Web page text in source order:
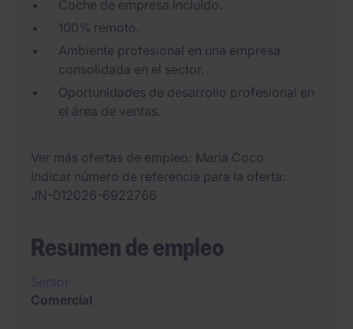
Coche de empresa incluido.
100% remoto.
Ambiente profesional en una empresa
consolidada en el sector.
Oportunidades de desarrollo profesional en
el área de ventas.
Ver más ofertas de empleo
Maria Coco
Indicar número de referencia para la oferta
JN-012026-6922766
Resumen de empleo
Comercial